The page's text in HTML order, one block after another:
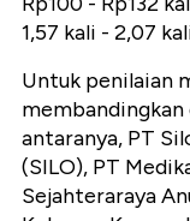
1,57 kali - 2,07
Untuk penilaian
membandingkan
antaranya, PT
(SILO), PT
Sejahteraraya